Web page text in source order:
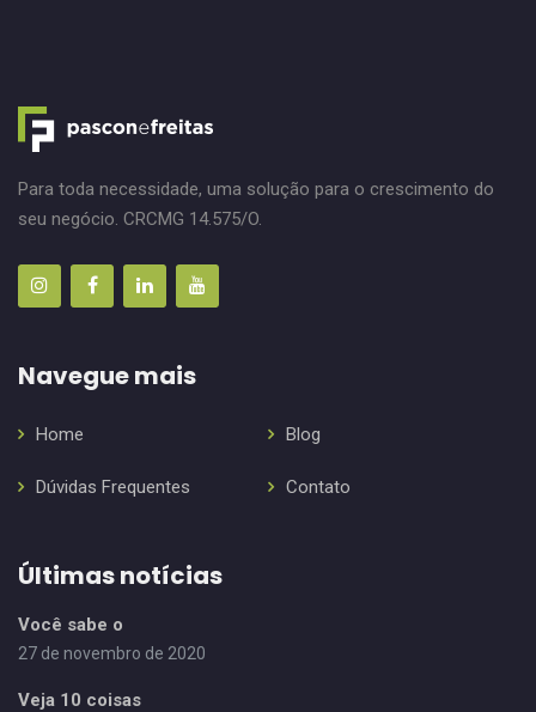
Para toda necessidade, uma solução para o crescimento do
seu negócio. CRCMG 14.575/O.
Navegue mais
Home Blog
Dúvidas Frequentes Contato
Últimas notícias
Você sabe o
27 de novembro de 2020
Veja 10 coisas